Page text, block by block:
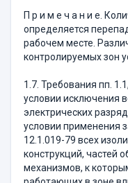
П р и м е ч а н и е.
определяется
рабочем месте.
контролируемых зон
1.7. Требования пп.
условии исключения
электрических
условии применения
12.1.019-79 всех
конструкций, частей
механизмов, к